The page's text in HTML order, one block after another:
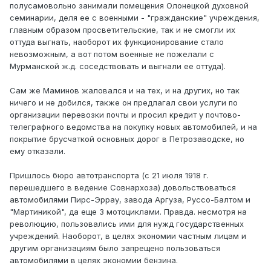
полусамовольно занимали помещения Олонецкой духовной
семинарии, деля ее с военными - "гражданские" учреждения,
главным образом просветительские, так и не смогли их
оттуда выгнать, наоборот их функционирование стало
невозможным, а вот потом военные не пожелали с
Мурманской ж.д. соседствовать и выгнали ее оттуда).
Сам же Маминов жаловался и на тех, и на других, но так
ничего и не добился, также он предлагал свои услуги по
организации перевозки почты и просил кредит у почтово-
телеграфного ведомства на покупку новых автомобилей, и на
покрытие брусчаткой основных дорог в Петрозаводске, но
ему отказали.
Пришлось бюро автотранспорта (с 21 июля 1918 г.
перешедшего в ведение Совнархоза) довольствоваться
автомобилями Пирс-Эррау, завода Аргуза, Руссо-Балтом и
"Мартиникой", да еще 3 мотоциклами. Правда. несмотря на
революцию, пользовались ими для нужд государственных
учреждений. Наоборот, в целях экономии частным лицам и
другим организациям было запрещено пользоваться
автомобилями в целях экономии бензина.